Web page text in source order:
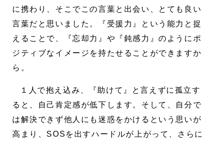
に携わり、そこでこの言葉と出会い、とても良い
言葉だと思いました。『受援力』という能力と捉
えることで、『忘却力』や『鈍感力』のようにポ
ジティブなイメージを持たせることができますか
ら。
１人で抱え込み、『助けて』と言えずに孤立す
ると、自己肯定感が低下します。そして、自分で
は解決できず他人にも迷惑をかけるという思いが
高まり、SOSを出すハードルが上がって、さらに